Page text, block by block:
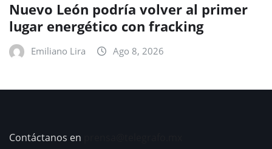
Nuevo León podría volver al primer
lugar energético con fracking
Emiliano Lira Ago 8, 2026
Contáctanos en